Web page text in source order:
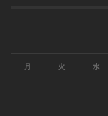
月 火 水